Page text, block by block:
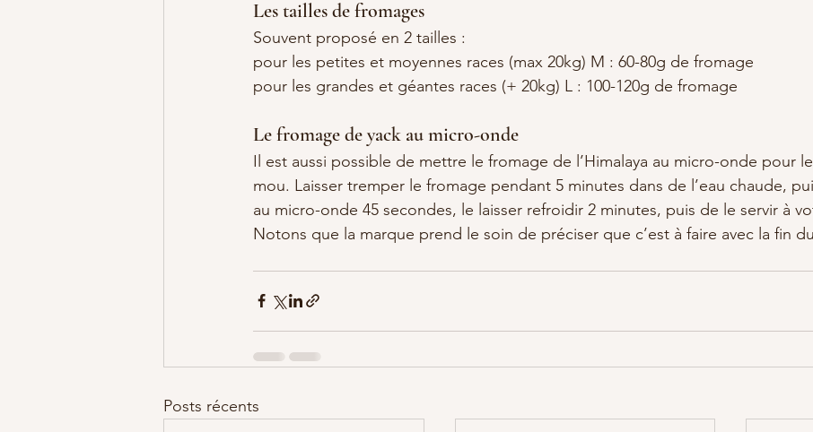
Les tailles de fromages
Souvent proposé en 2 tailles :
pour les petites et moyennes races (max 20kg) M : 60-80g de fromage
pour les grandes et géantes races (+ 20kg) L : 100-120g de fromage
Le fromage de yack au micro-onde
Il est aussi possible de mettre le fromage de l’Himalaya au micro-onde pour
mou. Laisser tremper le fromage pendant 5 minutes dans de l’eau chaude,
au micro-onde 45 secondes, le laisser refroidir 2 minutes, puis de le servir à
Notons que la marque prend le soin de préciser que c’est à faire avec la fin
Posts récents